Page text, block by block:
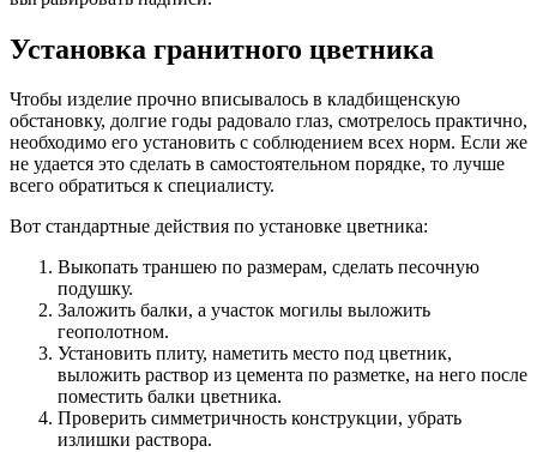
Установка гранитного цветника
Чтобы изделие прочно вписывалось в кладбищенскую
обстановку, долгие годы радовало глаз, смотрелось практично,
необходимо его установить с соблюдением всех норм. Если же
не удается это сделать в самостоятельном порядке, то лучше
всего обратиться к специалисту.
Вот стандартные действия по установке цветника:
Выкопать траншею по размерам, сделать песочную
подушку.
Заложить балки, а участок могилы выложить
геополотном.
Установить плиту, наметить место под цветник,
выложить раствор из цемента по разметке, на него после
поместить балки цветника.
Проверить симметричность конструкции, убрать
излишки раствора.